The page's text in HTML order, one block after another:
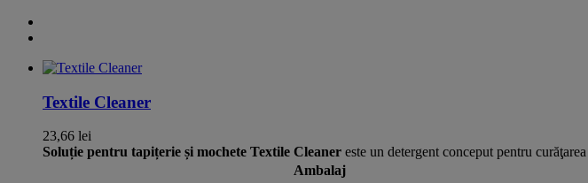
Textile Cleaner
23,66 lei
Soluție pentru tapițerie și mochete Textile Cleaner este un detergent conceput pentru
Ambalaj